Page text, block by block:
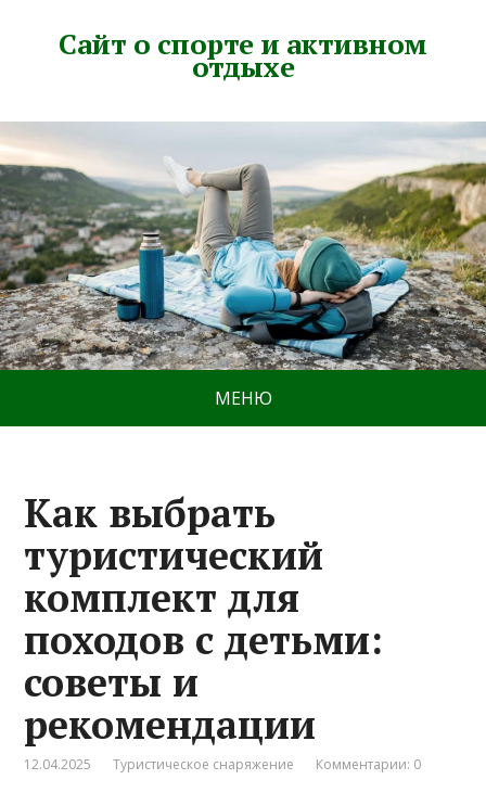
Сайт о спорте и активном
отдыхе
МЕНЮ
Как выбрать
туристический
комплект для
походов с детьми:
советы и
рекомендации
12.04.2025 Туристическое снаряжение Комментарии: 0